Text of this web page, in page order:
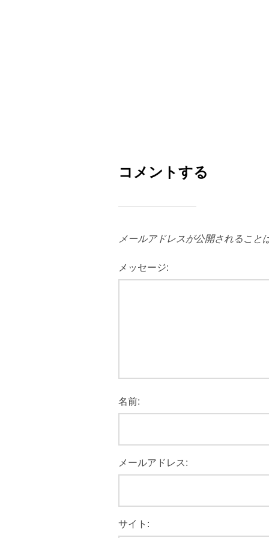
コメントする
メールアドレスが公開されること
メッセージ:
名前:
メールアドレス:
サイト: